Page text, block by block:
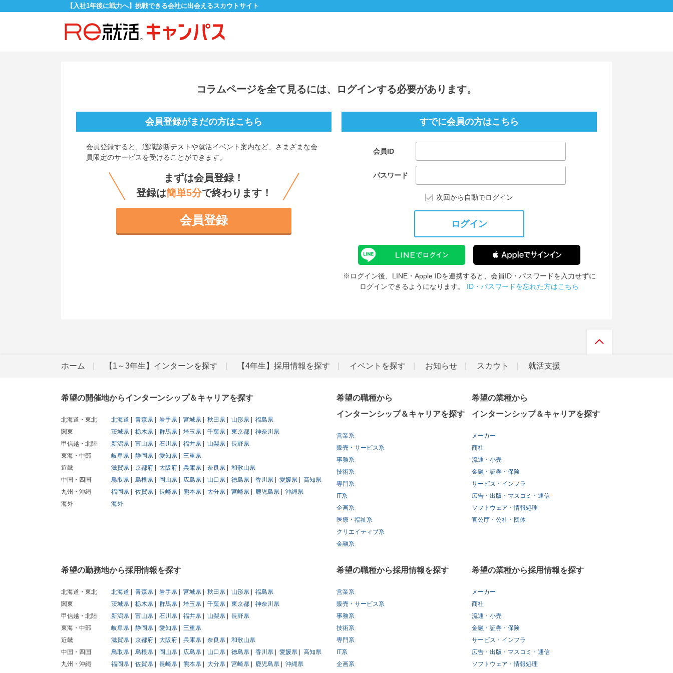
【入社1年後に戦力へ】挑戦できる会社に出会えるスカウトサイト
コラムページを全て見るには、ログインする必要があります。
すでに会員の方はこちら
会員ID
パスワード
次回から自動でログイン
ログイン
※ログイン後、LINE・Apple IDを連携すると、会員ID・パスワードを入力せずに
ログインできるようになります。 ID・パスワードを忘れた方はこちら
会員登録がまだの方はこちら
会員登録すると、適職診断テストや就活イベント案内など、さまざまな会
員限定のサービスを受けることができます。
まずは会員登録！
登録は簡単5分で終わります！
会員登録
ホーム 【1～3年生】インターンを探す 【4年生】採用情報を探す イベントを探す お知らせ スカウト 就活支援
希望の開催地からインターンシップ＆キャリアを探す
北海道・東北 北海道 青森県 岩手県 宮城県 秋田県 山形県
福島県
関東
茨城県 栃木県 群馬県 埼玉県 千葉県 東京都
神奈川県
甲信越・北陸
新潟県 富山県 石川県 福井県 山梨県
長野県
東海・中部
岐阜県 静岡県 愛知県
三重県
近畿
滋賀県 京都府 大阪府 兵庫県 奈良県
和歌山県
中国・四国
鳥取県 島根県 岡山県 広島県 山口県 徳島県 香川県 愛媛県
高知県
九州・沖縄
福岡県 佐賀県 長崎県 熊本県 大分県 宮崎県 鹿児島県
沖縄県
海外
海外
希望の職種から
インターンシップ＆キャリアを探す
営業系
販売・サービス系
事務系
技術系
専門系
IT系
企画系
医療・福祉系
クリエイティブ系
金融系
希望の業種から
インターンシップ＆キャリアを探す
メーカー
商社
流通・小売
金融・証券・保険
サービス・インフラ
広告・出版・マスコミ・通信
ソフトウェア・情報処理
官公庁・公社・団体
希望の勤務地から採用情報を探す
北海道・東北 北海道 青森県 岩手県 宮城県 秋田県 山形県
福島県
関東
茨城県 栃木県 群馬県 埼玉県 千葉県 東京都
神奈川県
甲信越・北陸
新潟県 富山県 石川県 福井県 山梨県
長野県
東海・中部
岐阜県 静岡県 愛知県
三重県
近畿
滋賀県 京都府 大阪府 兵庫県 奈良県
和歌山県
中国・四国
鳥取県 島根県 岡山県 広島県 山口県 徳島県 香川県 愛媛県
高知県
九州・沖縄
福岡県 佐賀県 長崎県 熊本県 大分県 宮崎県 鹿児島県
沖縄県
希望の職種から採用情報を探す
営業系
販売・サービス系
事務系
技術系
専門系
IT系
企画系
希望の業種から採用情報を探す
メーカー
商社
流通・小売
金融・証券・保険
サービス・インフラ
広告・出版・マスコミ・通信
ソフトウェア・情報処理